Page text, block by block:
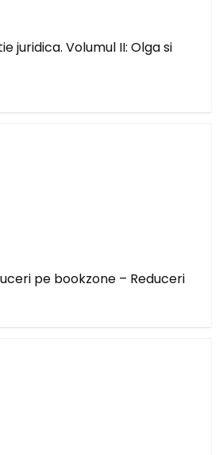
juridica. Volumul II: Olga si
pe bookzone – Reduceri